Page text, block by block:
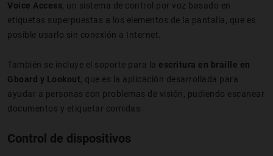
Voice Access, un sistema de control por voz basado en
etiquetas superpuestas a los elementos de la pantalla, que es
posible usarlo sin conexión a Internet.
También se incluye el soporte para la escritura en braille en
Gboard y Lookout, que es la aplicación desarrollada para
ayudar a personas con problemas de visión, pudiendo escanear
documentos y etiquetar comidas.
Control de dispositivos